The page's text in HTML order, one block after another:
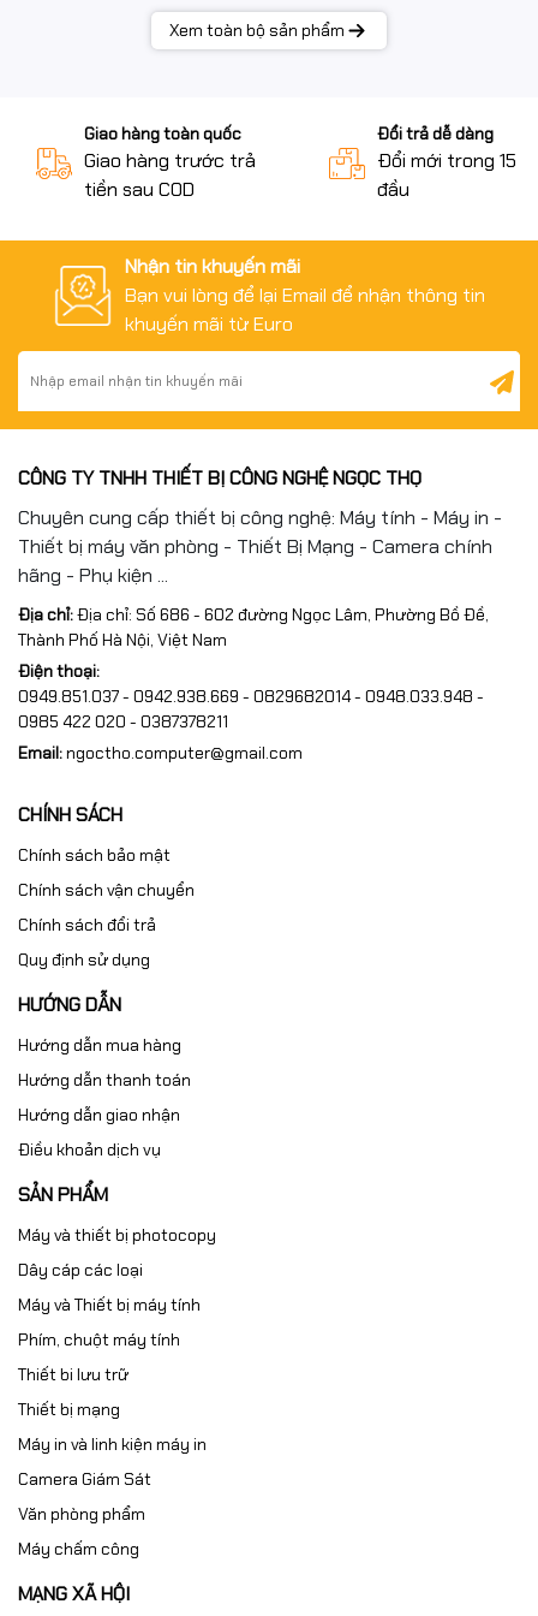
thế hệ thứ 8 và 9 của Intel cùng với đây đủ tính năng
cơ bản với sự h
Xem toàn bộ sản phẩm
Giao hàng toàn quốc
Giao hàng trước trả
tiền sau COD
Đổi trả dễ dàng
Đổi mới trong 15
đầu
Nhận tin khuyến mãi
Bạn vui lòng để lại Email để nhận thông tin
khuyến mãi từ Euro
CÔNG TY TNHH THIẾT BỊ CÔNG NGHỆ NGỌC THỌ
Chuyên cung cấp thiết bị công nghệ: Máy tính - Máy in -
Thiết bị máy văn phòng - Thiết Bị Mạng - Camera chính
hãng - Phụ kiện ...
Địa chỉ:Địa chỉ: Số 686 - 602 đường Ngọc Lâm, Phường Bồ Đề,
Thành Phố Hà Nội, Việt Nam
Điện thoại:
0949.851.037 - 0942.938.669 - 0829682014 - 0948.033.948 -
0985 422 020 - 0387378211
Email:ngoctho.computer@gmail.com
CHÍNH SÁCH
Chính sách bảo mật
Chính sách vận chuyển
Chính sách đổi trả
Quy định sử dụng
HƯỚNG DẪN
Hướng dẫn mua hàng
Hướng dẫn thanh toán
Hướng dẫn giao nhận
Điều khoản dịch vụ
SẢN PHẨM
Máy và thiết bị photocopy
Dây cáp các loại
Máy và Thiết bị máy tính
Phím, chuột máy tính
Thiết bi lưu trữ
Thiết bị mạng
Máy in và linh kiện máy in
Camera Giám Sát
Văn phòng phẩm
Máy chấm công
MẠNG XÃ HỘI